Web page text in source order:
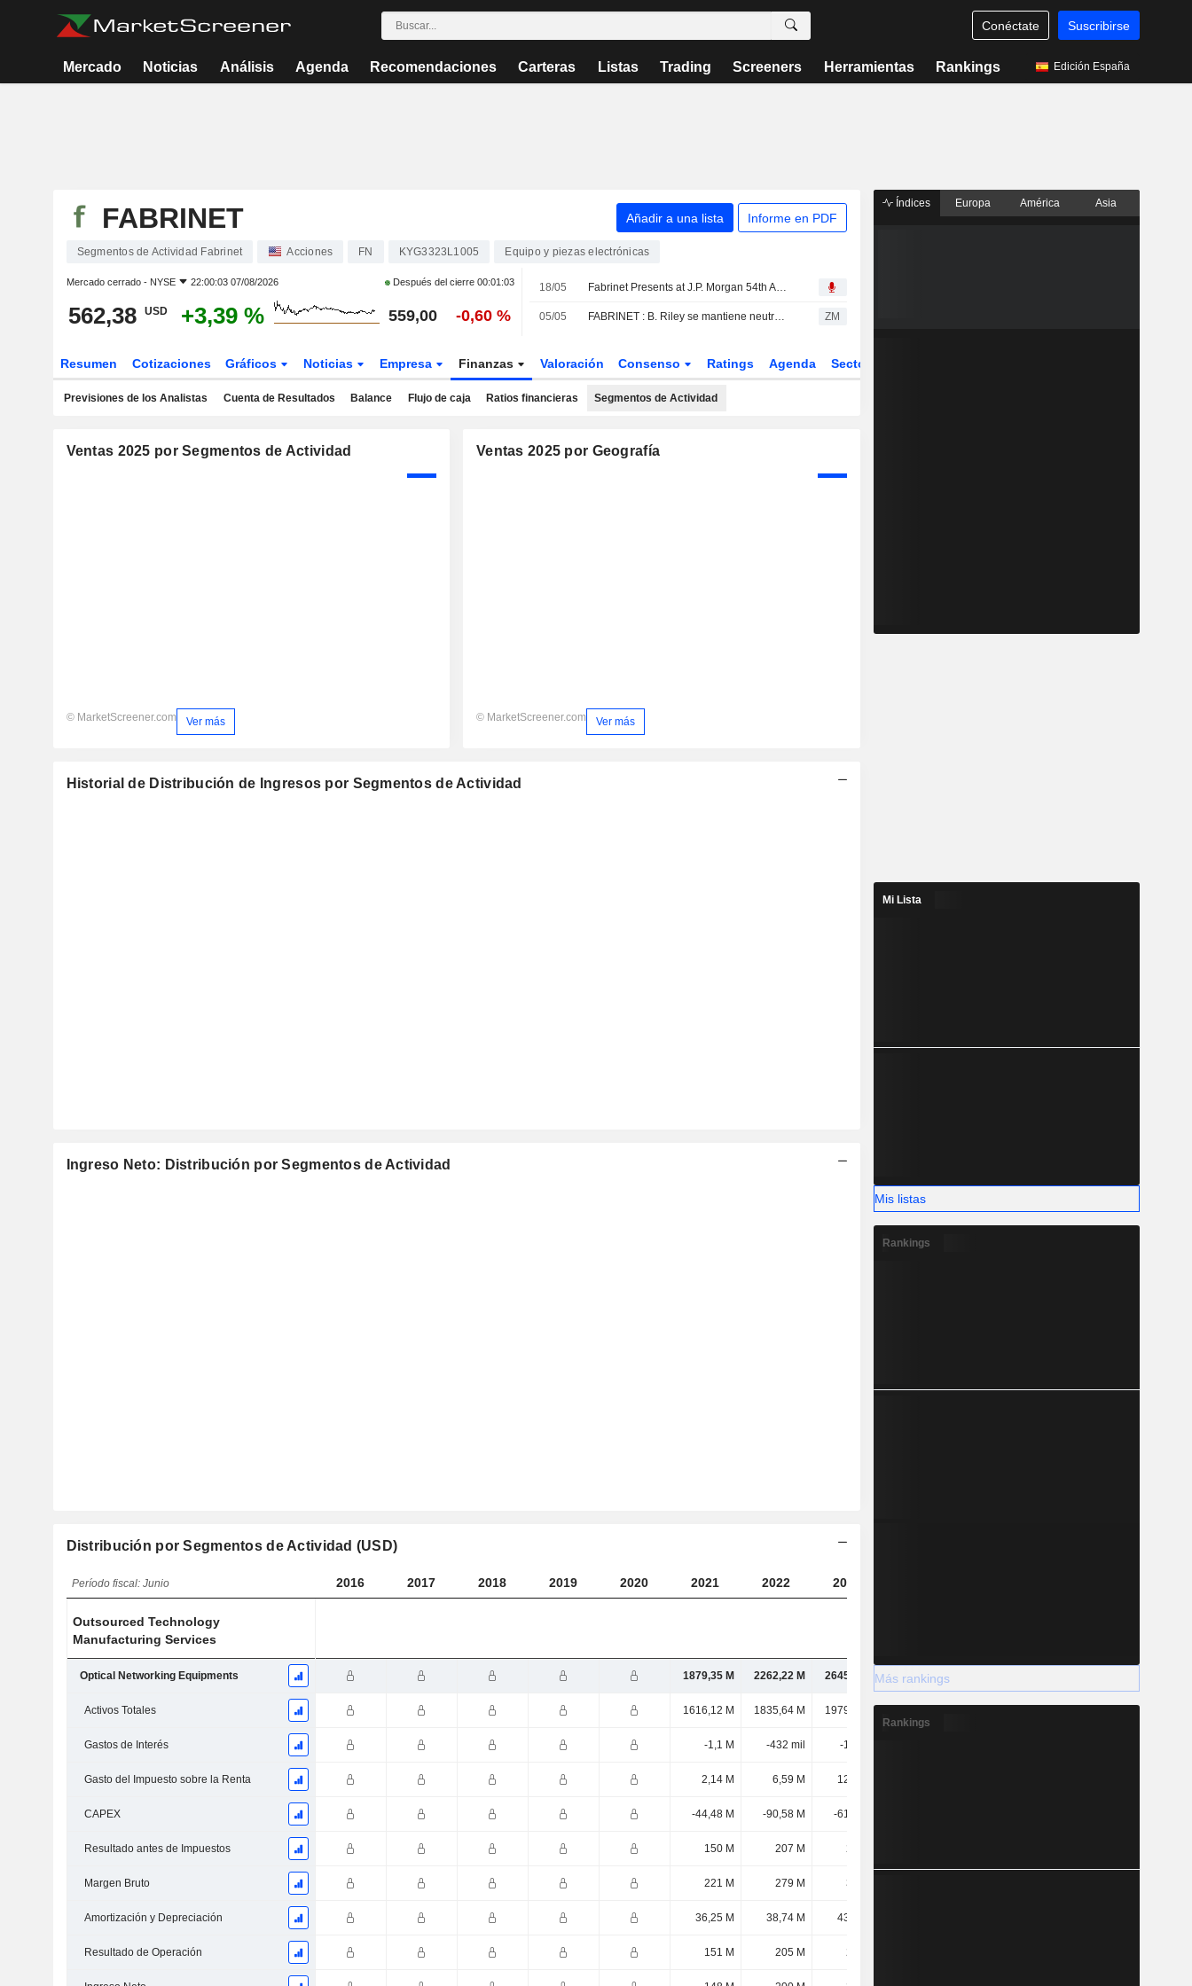
Conéctate Suscribirse
Mercado Noticias Análisis Agenda Recomendaciones Carteras Listas Trading Screeners Herramientas Rankings Edición España
FABRINET Añadir a una lista Informe en PDF
Segmentos de Actividad Fabrinet Acciones FN KYG3323L1005 Equipo y piezas electrónicas
Mercado cerrado - NYSE 22:00:03 07/08/2026 Después del cierre00:01:03
562,38 USD +3,39 % 559,00 -0,60 %
18/05 Fabrinet Presents at J.P. Morgan 54th Annual Global Technology, Media and Communications Conference, May-18-2026 11:05 AM
05/05 FABRINET : B. Riley se mantiene neutral sin recomendación. ZM
Resumen Cotizaciones Gráficos Noticias Empresa Finanzas Valoración Consenso Ratings Agenda Sector
Previsiones de los Analistas Cuenta de Resultados Balance Flujo de caja Ratios financieras Segmentos de Actividad
Ventas 2025 por Segmentos de Actividad
© MarketScreener.com Ver más
Ventas 2025 por Geografía
© MarketScreener.com Ver más
Historial de Distribución de Ingresos por Segmentos de Actividad
Ingreso Neto: Distribución por Segmentos de Actividad
Distribución por Segmentos de Actividad (USD)
Período fiscal: Junio 2016 2017 2018 2019 2020 2021 2022 2023
Outsourced Technology
Manufacturing Services
Optical Networking Equipments 1879,35 M 2262,22 M 2645,24 M 2882,97 M
Activos Totales 1616,12 M 1835,64 M 1979,65 M
Gastos de Interés -1,1 M -432 mil -1,47 M
Gasto del Impuesto sobre la Renta 2,14 M 6,59 M 12,18 M
CAPEX -44,48 M -90,58 M -61,36 M
Resultado antes de Impuestos 150 M 207 M 260 M
Margen Bruto 221 M 279 M 336 M
Amortización y Depreciación 36,25 M 38,74 M 43,83 M
Resultado de Operación 151 M 205 M 252 M
Índices Europa América Asia
Mi Lista
Mis listas
Rankings
Más rankings
Rankings